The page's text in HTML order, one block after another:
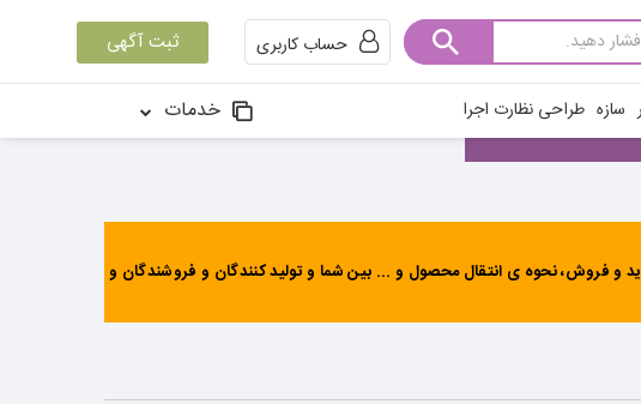
حساب کاربری ثبت آگهی
سازه طراحی نظارت اجرا خدمات
و فروش، نحوه ی انتقال محصول و ... بین شما و تولید کنندگان و فروشندگان و